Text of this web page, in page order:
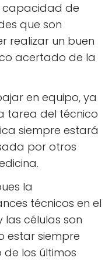
capacidad de
que son
realizar un buen
acertado de la
en equipo, ya
tarea del técnico
siempre estará
por otros
la
técnicos en el
las células son
estar siempre
los últimos